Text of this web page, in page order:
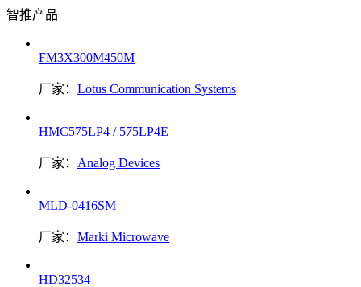
智推产品
FM3X300M450M
厂家： Lotus Communication Systems
HMC575LP4 / 575LP4E
厂家： Analog Devices
MLD-0416SM
厂家： Marki Microwave
HD32534